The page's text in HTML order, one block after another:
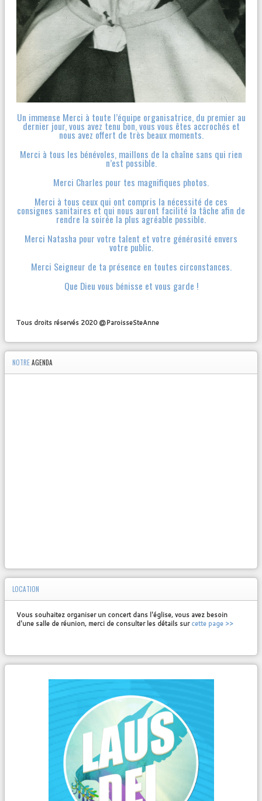
Un immense Merci à toute l’équipe organisatrice, du premier au
dernier jour, vous avez tenu bon, vous vous êtes accrochés et
nous avez offert de très beaux moments.
Merci à tous les bénévoles, maillons de la chaîne sans qui rien
n’est possible.
Merci Charles pour tes magnifiques photos.
Merci à tous ceux qui ont compris la nécessité de ces
consignes sanitaires et qui nous auront facilité la tâche afin de
rendre la soirée la plus agréable possible.
Merci Natasha pour votre talent et votre générosité envers
votre public.
Merci Seigneur de ta présence en toutes circonstances.
Que Dieu vous bénisse et vous garde !
Tous droits réservés 2020 @ParoisseSteAnne
NOTREAGENDA
LOCATION
Vous souhaitez organiser un concert dans l'église, vous avez besoin
d'une salle de réunion, merci de consulter les détails surcette page >>